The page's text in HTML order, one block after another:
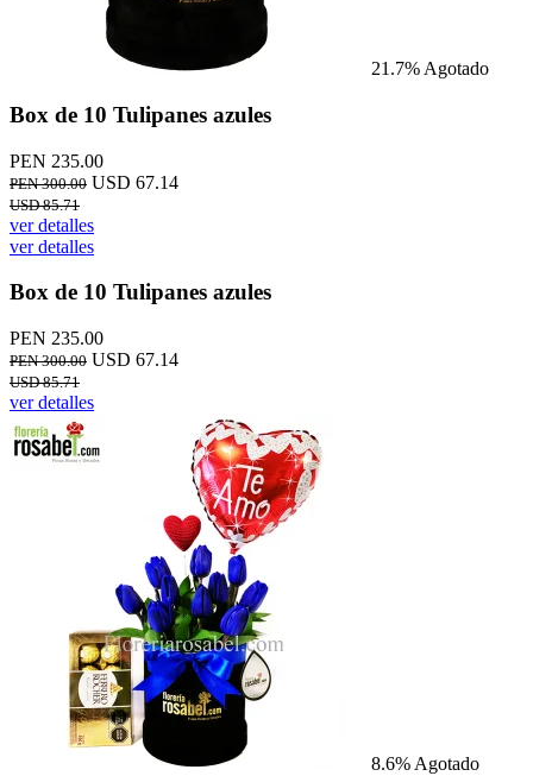
21.7% Agotado
Box de 10 Tulipanes azules
PEN 235.00
PEN 300.00 USD 67.14
USD 85.71
ver detalles
ver detalles
Box de 10 Tulipanes azules
PEN 235.00
PEN 300.00 USD 67.14
USD 85.71
ver detalles
8.6% Agotado